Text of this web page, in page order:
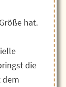
hat.
die
dem